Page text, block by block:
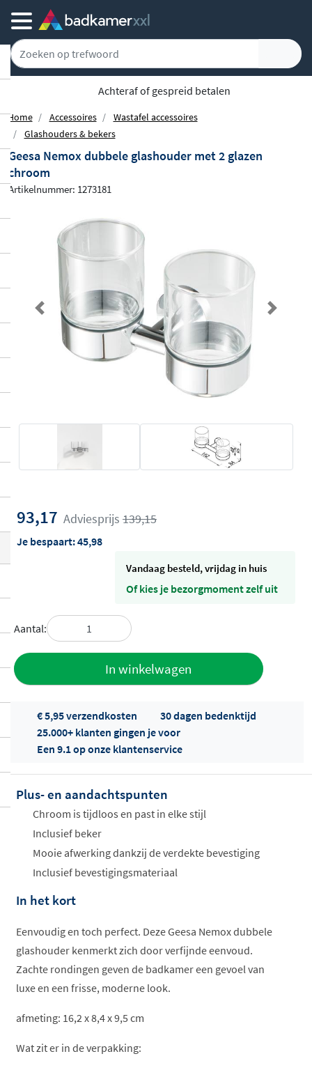
Achteraf of gespreid betalen
Home Accessoires
Wastafel accessoires
Glashouders & bekers
Geesa Nemox dubbele glashouder met 2 glazen
chroom
Artikelnummer: 1273181
Previous Next
93,17 Adviesprijs 139,15
Je bespaart:45,98
vandaag besteld, vrijdag in huis
Of kies je bezorgmoment zelf uit
Aantal:
In winkelwagen
Offertes
ophalen...
€ 5,95 verzendkosten
30 dagen bedenktijd
25.000+ klanten gingen je voor
Een 9.1 op onze klantenservice
Plus- en aandachtspunten
Chroom is tijdloos en past in elke stijl
Inclusief beker
Mooie afwerking dankzij de verdekte bevestiging
Inclusief bevestigingsmateriaal
In het kort
Eenvoudig en toch perfect. Deze Geesa Nemox dubbele
glashouder kenmerkt zich door verfijnde eenvoud.
Zachte rondingen geven de badkamer een gevoel van
luxe en een frisse, moderne look.
afmeting: 16,2 x 8,4 x 9,5 cm
Wat zit er in de verpakking: